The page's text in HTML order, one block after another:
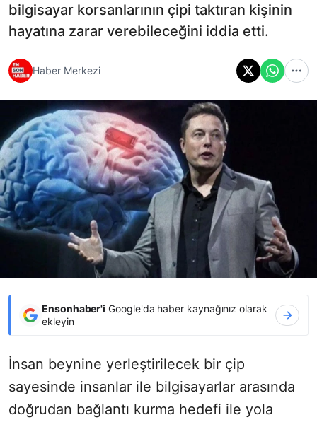
bilgisayar korsanlarının çipi taktıran kişinin
hayatına zarar verebileceğini iddia etti.
Haber Merkezi
Ensonhaber'i Google'da haber kaynağınız olarak
ekleyin
İnsan beynine yerleştirilecek bir çip
sayesinde insanlar ile bilgisayarlar arasında
doğrudan bağlantı kurma hedefi ile yola